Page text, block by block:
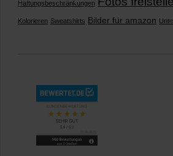
Haftungsbeschränkungen
Kolorieren Sweatshirts Bilder für amazon